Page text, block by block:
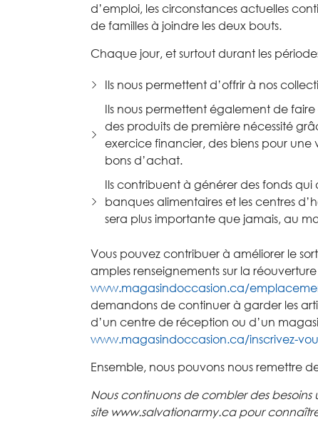
d’emploi, les circonstances actuelles
de familles à joindre les deux bouts.
Chaque jour, et surtout durant les
Ils nous permettent d’offrir à nos co
Ils nous permettent également de faire
des produits de première nécessité
exercice financier, des biens pour une
bons d’achat.
Ils contribuent à générer des fonds qui
banques alimentaires et les centres
sera plus importante que jamais, au
Vous pouvez contribuer à améliorer le
amples renseignements sur la
www.magasindoccasion.ca/
demandons de continuer à garder les
d’un centre de réception ou d’un
www.magasindoccasion.ca/inscrivez-
Ensemble, nous pouvons nous remettre
Nous continuons de combler des besoins
sitewww.salvationarmy.ca pour